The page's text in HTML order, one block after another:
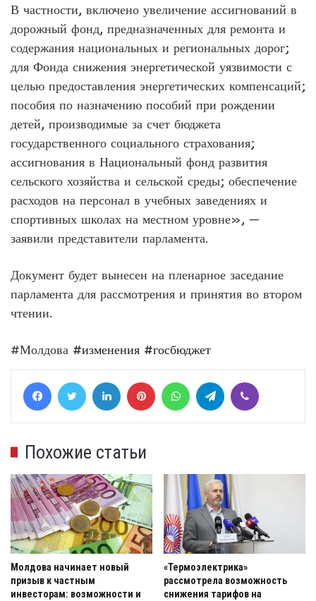
В частности, включено увеличение ассигнований в
дорожный фонд, предназначенных для ремонта и
содержания национальных и региональных дорог;
для Фонда снижения энергетической уязвимости с
целью предоставления энергетических компенсаций;
пособия по назначению пособий при рождении
детей, производимые за счет бюджета
государственного социального страхования;
ассигнования в Национальный фонд развития
сельского хозяйства и сельской среды; обеспечение
расходов на персонал в учебных заведениях и
спортивных школах на местном уровне», —
заявили представители парламента.
Документ будет вынесен на пленарное заседание
парламента для рассмотрения и принятия во втором
чтении.
#Молдова #изменения #госбюджет
FacebookTwitter LinkedIn Pinterest WhatsAppTelegram
Похожие статьи
Молдова начинает новый
призыв к частным
инвесторам: возможности и
«Термоэлектрика»
рассмотрела возможность
снижения тарифов на